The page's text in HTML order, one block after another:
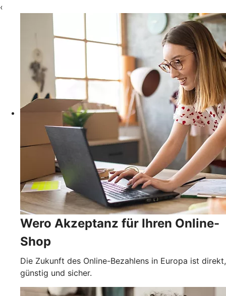
‹
Wero Akzeptanz für Ihren Online-
Shop
Die Zukunft des Online-Bezahlens in Europa ist direkt,
günstig und sicher.